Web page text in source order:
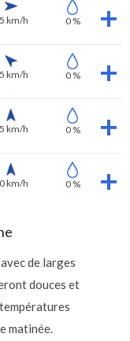
km/h 0 %
km/h 0 %
km/h 0 %
km/h 0 %
de larges
douces et
matinée.